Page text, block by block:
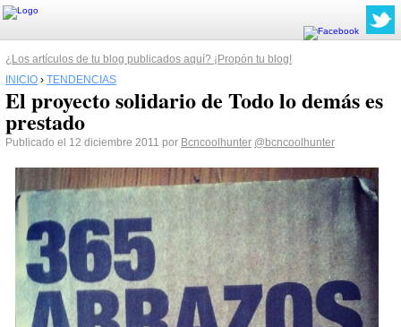
¿Los artículos de tu blog publicados aquí? ¡Propón tu blog!
INICIO › TENDENCIAS
El proyecto solidario de Todo lo demás es
prestado
Publicado el 12 diciembre 2011 por Bcncoolhunter @bcncoolhunter